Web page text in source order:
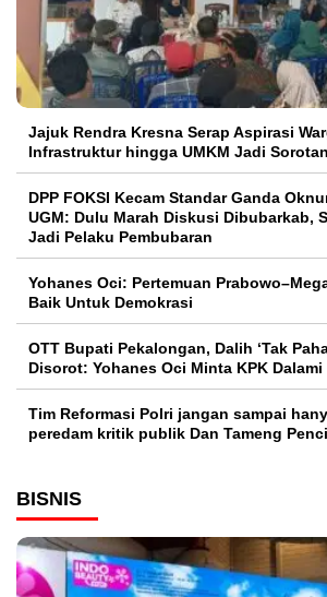
Jajuk Rendra Kresna Serap Aspirasi
Infrastruktur hingga UMKM Jadi Sorotan
DPP FOKSI Kecam Standar Ganda
UGM: Dulu Marah Diskusi Dibubarkab,
Jadi Pelaku Pembubaran
Yohanes Oci: Pertemuan
Baik Untuk Demokrasi
OTT Bupati Pekalongan, Dalih ‘Tak
Disorot: Yohanes Oci Minta KPK
Tim Reformasi Polri jangan sampai
peredam kritik publik Dan Tameng
BISNIS